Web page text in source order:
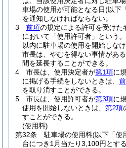
車場の使用が可能となる日(以下
を通知しなければならない。
3
前項の規定による許可を受けた
において「使用許可者」という
以内に駐車場の使用を開始しなけ
市長は、やむを得ない事情があ
間を延長することができる。
4
市長は、使用決定者が第1項に
に掲げる手続をしないときは、
を取り消すことができる。
5
市長は、使用許可者が第3項に
使用を開始しないときは、 第2項
すことができる。
(使用料)
第32条
駐車場の使用料(以下「使
台につき1月当たり3,100円とする